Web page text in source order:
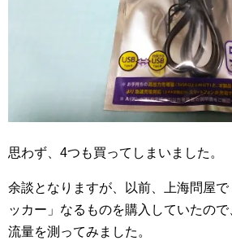
思わず、4つも買ってしまいました。
余談となりますが、以前、上海問屋
ッカー」なるものを購入していたの
流量を測ってみました。